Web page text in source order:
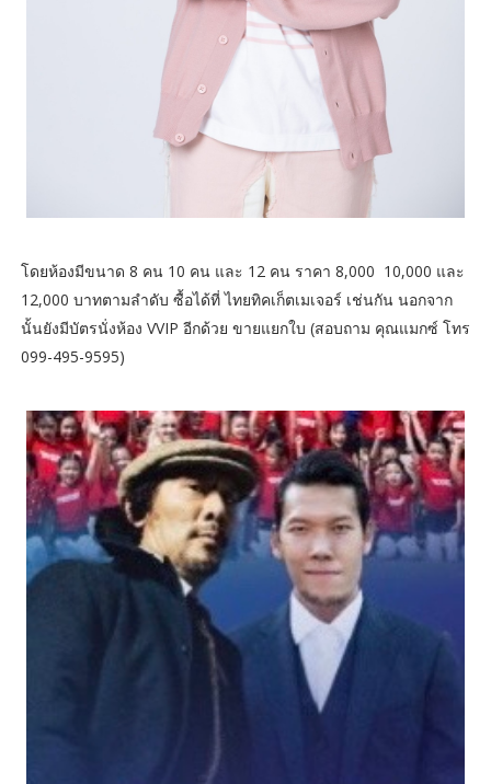
โดยห้องมีขนาด 8 คน 10 คน และ 12 คน ราคา 8,000 10,000 และ
12,000 บาทตามลำดับ ซื้อได้ที่ ไทยทิคเก็ตเมเจอร์ เช่นกัน นอกจาก
นั้นยังมีบัตรนั่งห้อง VVIP อีกด้วย ขายแยกใบ (สอบถาม คุณแมกซ์ โทร
099-495-9595)